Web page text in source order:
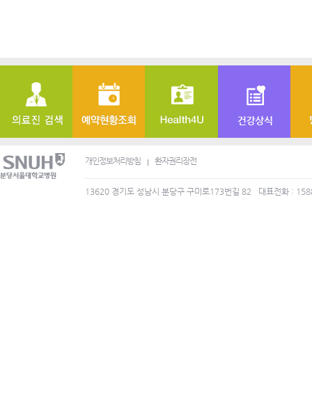
개인정보처리방침 환자권리장전
13620 경기도 성남시 분당구 구미로173번길 82 대표전화 :